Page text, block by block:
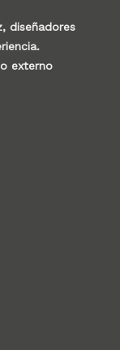
diseñadores
externo